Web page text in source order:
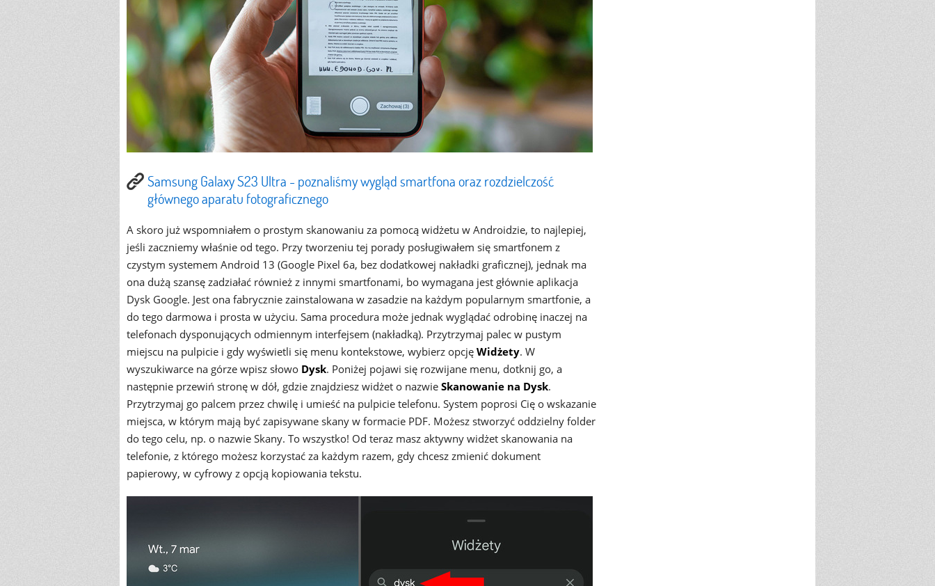
Samsung Galaxy S23 Ultra - poznaliśmy wygląd smartfona oraz rozdzielczość
głównego aparatu fotograficznego
A skoro już wspomniałem o prostym skanowaniu za pomocą widżetu w Androidzie, to najlepiej,
jeśli zaczniemy właśnie od tego. Przy tworzeniu tej porady posługiwałem się smartfonem z
czystym systemem Android 13 (Google Pixel 6a, bez dodatkowej nakładki graficznej), jednak ma
ona dużą szansę zadziałać również z innymi smartfonami, bo wymagana jest głównie aplikacja
Dysk Google. Jest ona fabrycznie zainstalowana w zasadzie na każdym popularnym smartfonie, a
do tego darmowa i prosta w użyciu. Sama procedura może jednak wyglądać odrobinę inaczej na
telefonach dysponujących odmiennym interfejsem (nakładką). Przytrzymaj palec w pustym
miejscu na pulpicie i gdy wyświetli się menu kontekstowe, wybierz opcję Widżety. W
wyszukiwarce na górze wpisz słowo Dysk. Poniżej pojawi się rozwijane menu, dotknij go, a
następnie przewiń stronę w dół, gdzie znajdziesz widżet o nazwie Skanowanie na Dysk.
Przytrzymaj go palcem przez chwilę i umieść na pulpicie telefonu. System poprosi Cię o wskazanie
miejsca, w którym mają być zapisywane skany w formacie PDF. Możesz stworzyć oddzielny folder
do tego celu, np. o nazwie Skany. To wszystko! Od teraz masz aktywny widżet skanowania na
telefonie, z którego możesz korzystać za każdym razem, gdy chcesz zmienić dokument
papierowy, w cyfrowy z opcją kopiowania tekstu.